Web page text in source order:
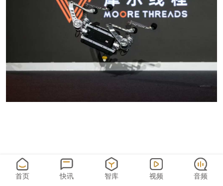
首页 快讯 智库 视频 音频